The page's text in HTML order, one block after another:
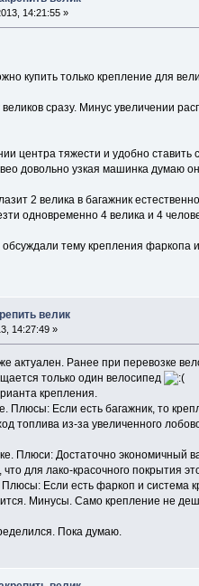
14:21:55 »
купить только крепление для
сразу. Минус увеличении
центра тяжести и удобно ставить
довольно узкая машинка думаю
2 велика в багажник
одновременно 4 велика и 4
тему крепления фаркопа
велик
14:27:49 »
актуален. Ранее при перевозке
только один велосипед
крепления.
Плюсы: Если есть багажник, то
топлива из-за увеличенного
Плюси: Достаточно экономичный
для лако-красочного покрытия
Если есть фаркоп и система
Минусы. Само крепление не
Пока думаю.